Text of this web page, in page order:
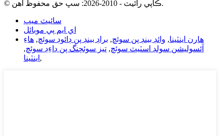
© ڪاپي رائيٽ - 2010-2026: سڀ حق محفوظ آهن.
سائيٽ ميپ
اي ايم پي موبائل
هارن اينٽينا, وائڊ بينڊ پن سوئچ, براڊ بينڊ پن ڊائوڊ سوئچ, هاءِ
آئسوليشن سولڊ اسٽيٽ سوئچ, تيز سوئچنگ پن ڊاءِڊ سوئچ,
اينٽينا ,